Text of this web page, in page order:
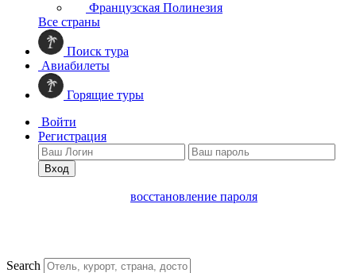
Французская Полинезия
Все страны
Поиск тура
Авиабилеты
Горящие туры
Войти
Регистрация
Вход
восстановление пароля
Search